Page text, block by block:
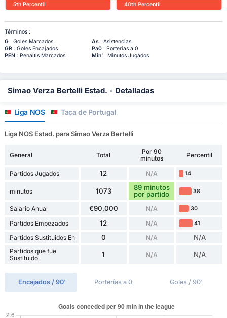
5th Percentil
40th Percentil
Términos :
G: Goles Marcados As: Asistencias
GR: Goles Encajados Pa0: Porterías a 0
PEN : Penaltis Marcados Min': Minutos Jugados
Simao Verza Bertelli Estad. - Detalladas
Liga NOS Taça de Portugal
Liga NOS Estad. para Simao Verza Bertelli
General Total
Por 90
minutos
Percentil
Partidos Jugados 12 N/A 14
minutos 1073
89 minutos
por partido
38
Salario Anual €90,000 N/A 30
Partidos Empezados 12 N/A 41
Partidos Sustituidos En 0 N/A N/A
Partidos que fue
Sustituido
1 N/A N/A
Encajados / 90' Porterías a 0 Goles / 90'